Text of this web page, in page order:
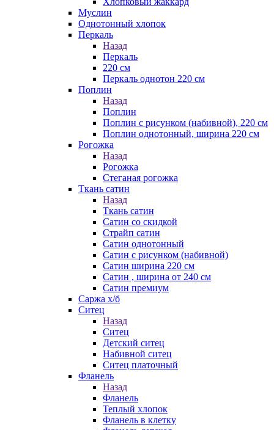
Муслин
Однотонный хлопок
Перкаль
Назад
Перкаль
220 см
Перкаль однотон 220 см
Поплин
Назад
Поплин
Поплин с рисунком (набивной), 220 см
Поплин однотонный, ширина 220 см
Рогожка
Назад
Рогожка
Стеганая рогожка
Ткань сатин
Назад
Ткань сатин
Сатин со скидкой
Страйп сатин
Сатин однотонный
Сатин с рисунком (набивной)
Сатин ширина 220 см
Сатин , ширина от 240 см
Сатин премиум
Саржа х/б
Ситец
Назад
Ситец
Детский ситец
Набивной ситец
Ситец платочный
Фланель
Назад
Фланель
Теплый хлопок
Фланель в клетку